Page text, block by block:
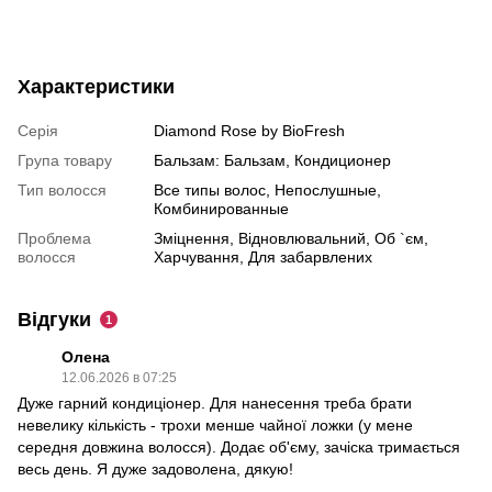
Характеристики
Серія
Diamond Rose by BioFresh
Група товару
Бальзам: Бальзам, Кондиционер
Тип волосся
Все типы волос, Непослушные,
Комбинированные
Проблема
волосся
Зміцнення, Відновлювальний, Об `єм,
Харчування, Для забарвлених
Відгуки 1
Олена
12.06.2026 в 07:25
Дуже гарний кондиціонер. Для нанесення треба брати
невелику кількість - трохи менше чайної ложки (у мене
середня довжина волосся). Додає об'єму, зачіска тримається
весь день. Я дуже задоволена, дякую!